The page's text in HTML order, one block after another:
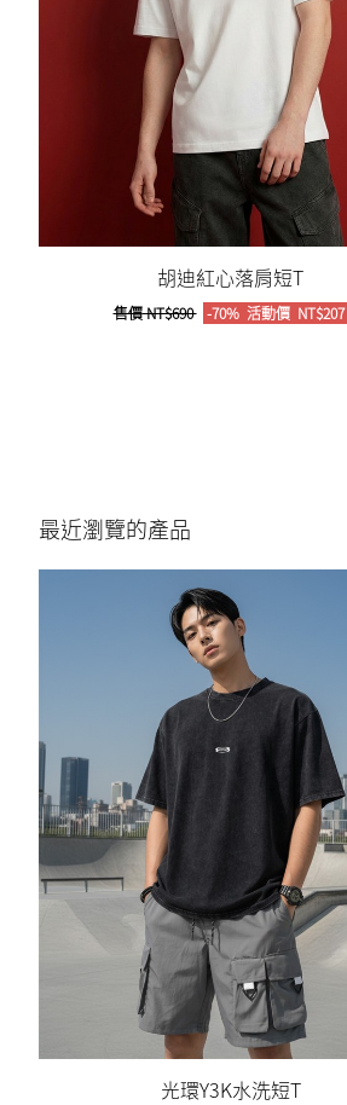
胡迪紅心落肩短T
售價NT$690 -70% 活動價NT$207
最近瀏覽的產品
光環Y3K水洗短T